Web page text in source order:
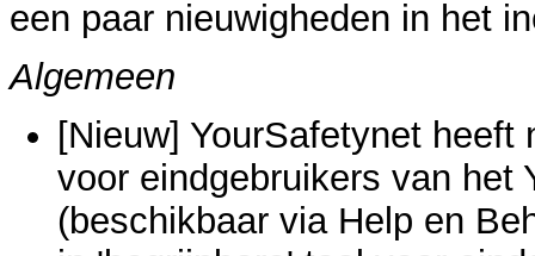
een paar nieuwigheden in het
Algemeen
[Nieuw] YourSafetynet
voor eindgebruikers van het
(beschikbaar via Help en